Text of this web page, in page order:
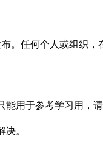
。任何个人或组织
用于参考学习用，
。